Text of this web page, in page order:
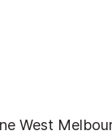
West